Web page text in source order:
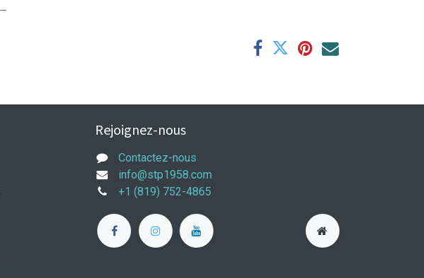
Rejoignez-nous
Contactez-nous
info@stp1958.com
+1 (819) 752-4865